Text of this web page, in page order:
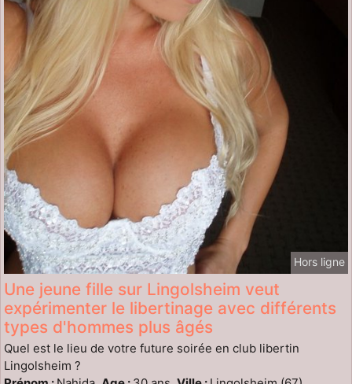
Hors ligne
Une jeune fille sur Lingolsheim veut
expérimenter le libertinage avec différents
types d'hommes plus âgés
Quel est le lieu de votre future soirée en club libertin
Lingolsheim ?